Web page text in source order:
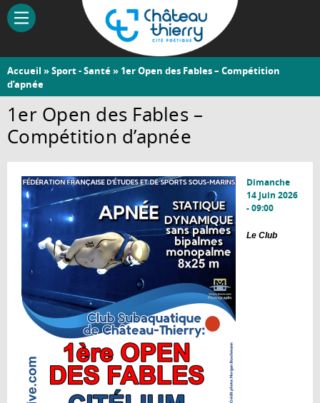
Aller
contenu
Château-
Thierry
Vous
êtes
ici
Accueil »Sport - Santé» 1er Open des Fables – Compétition
d’apnée
1er Open des Fables –
Compétition d’apnée
Dimanche
14 Juin 2026
- 09:00
Le Club